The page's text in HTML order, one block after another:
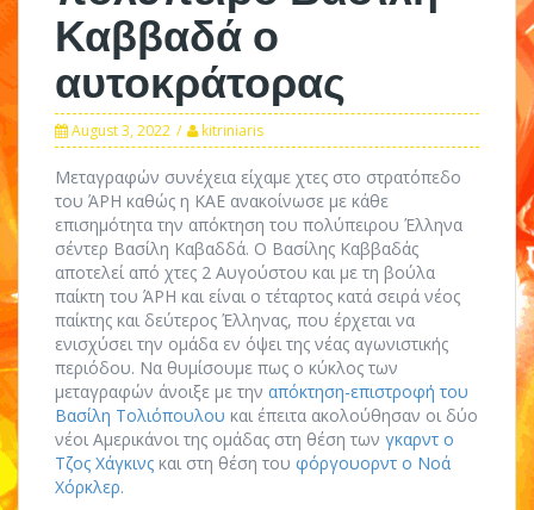
Καββαδά ο
αυτοκράτορας
August 3, 2022 kitriniaris
Μεταγραφών συνέχεια είχαμε χτες στο στρατόπεδο
του ΆΡΗ καθώς η ΚΑΕ ανακοίνωσε με κάθε
επισημότητα την απόκτηση του πολύπειρου Έλληνα
σέντερ Βασίλη Καβαδδά. Ο Βασίλης Καββαδάς
αποτελεί από χτες 2 Αυγούστου και με τη βούλα
παίκτη του ΆΡΗ και είναι ο τέταρτος κατά σειρά νέος
παίκτης και δεύτερος Έλληνας, που έρχεται να
ενισχύσει την ομάδα εν όψει της νέας αγωνιστικής
περιόδου. Να θυμίσουμε πως ο κύκλος των
μεταγραφών άνοιξε με την απόκτηση-επιστροφή του
Βασίλη Τολιόπουλου και έπειτα ακολούθησαν οι δύο
νέοι Αμερικάνοι της ομάδας στη θέση των γκαρντ ο
Τζος Χάγκινς και στη θέση του φόργουορντ ο Νοά
Χόρκλερ.